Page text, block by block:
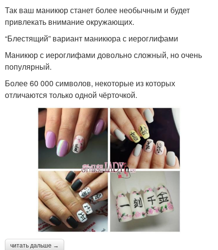
Так ваш маникюр станет более необычным и будет
привлекать внимание окружающих.
“Блестящий” вариант маникюра с иероглифами
Маникюр с иероглифами довольно сложный, но очень
популярный.
Более 60 000 символов, некоторые из которых
отличаются только одной чёрточкой.
читать дальше →